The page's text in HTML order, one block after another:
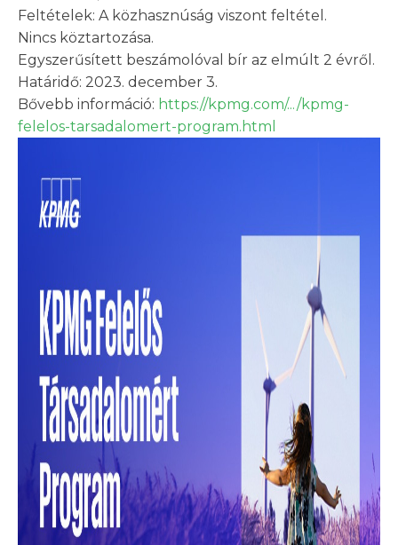
Feltételek: A közhasznúság viszont feltétel.
Nincs köztartozása.
Egyszerűsített beszámolóval bír az elmúlt 2 évről.
Határidő: 2023. december 3.
Bővebb információ: https://kpmg.com/.../kpmg-
felelos-tarsadalomert-program.html